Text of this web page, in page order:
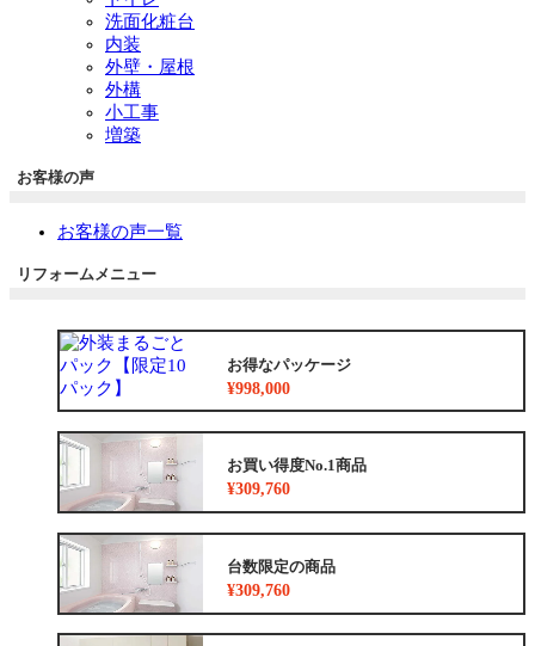
洗面化粧台
内装
外壁・屋根
外構
小工事
増築
お客様の声
お客様の声一覧
リフォームメニュー
お得なパッケージ
¥998,000
お買い得度No.1商品
¥309,760
台数限定の商品
¥309,760